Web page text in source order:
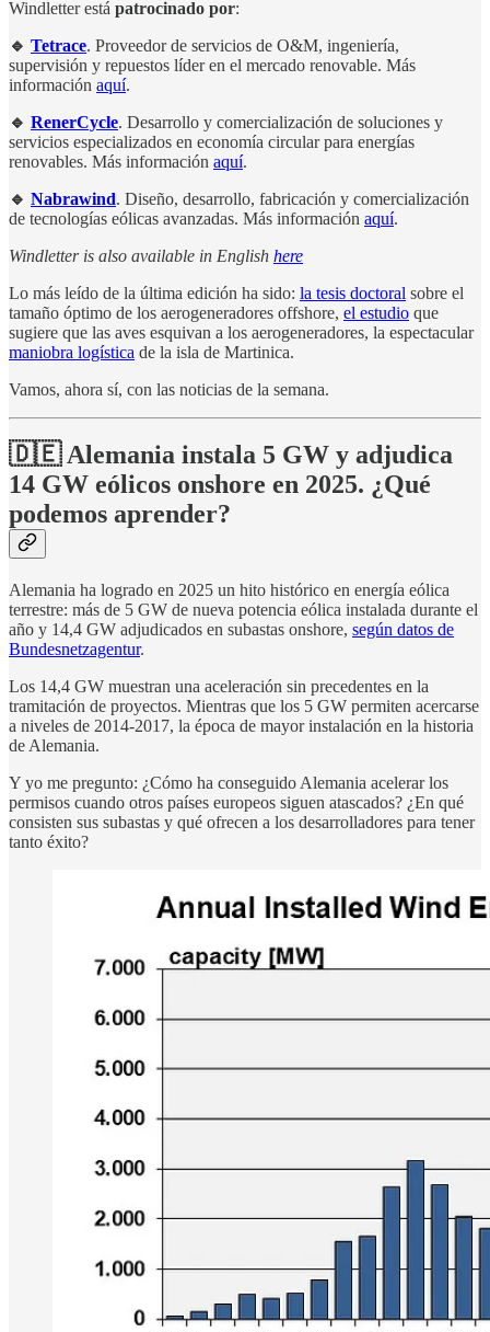
Windletter está patrocinado por:
🔹 Tetrace. Proveedor de servicios de O&M, ingeniería,
supervisión y repuestos líder en el mercado renovable. Más
información aquí.
🔹 RenerCycle. Desarrollo y comercialización de soluciones y
servicios especializados en economía circular para energías
renovables. Más información aquí.
🔹 Nabrawind. Diseño, desarrollo, fabricación y comercialización
de tecnologías eólicas avanzadas. Más información aquí.
Windletter is also available in English here
Lo más leído de la última edición ha sido: la tesis doctoral sobre el
tamaño óptimo de los aerogeneradores offshore, el estudio que
sugiere que las aves esquivan a los aerogeneradores, la espectacular
maniobra logística de la isla de Martinica.
Vamos, ahora sí, con las noticias de la semana.
🇩🇪 Alemania instala 5 GW y adjudica
14 GW eólicos onshore en 2025. ¿Qué
podemos aprender?
Alemania ha logrado en 2025 un hito histórico en energía eólica
terrestre: más de 5 GW de nueva potencia eólica instalada durante el
año y 14,4 GW adjudicados en subastas onshore, según datos de
Bundesnetzagentur.
Los 14,4 GW muestran una aceleración sin precedentes en la
tramitación de proyectos. Mientras que los 5 GW permiten acercarse
a niveles de 2014-2017, la época de mayor instalación en la historia
de Alemania.
Y yo me pregunto: ¿Cómo ha conseguido Alemania acelerar los
permisos cuando otros países europeos siguen atascados? ¿En qué
consisten sus subastas y qué ofrecen a los desarrolladores para tener
tanto éxito?